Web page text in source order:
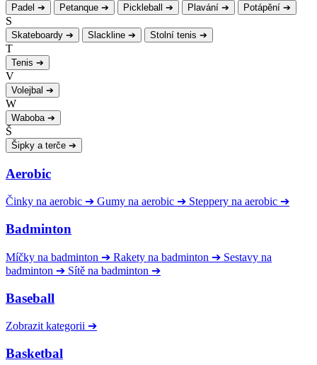
Padel ➔ Petanque ➔ Pickleball ➔ Plavání ➔ Potápění ➔
S
Skateboardy ➔ Slackline ➔ Stolní tenis ➔
T
Tenis ➔
V
Volejbal ➔
W
Waboba ➔
Š
Šipky a terče ➔
Aerobic
Činky na aerobic ➔ Gumy na aerobic ➔ Steppery na aerobic ➔
Badminton
Míčky na badminton ➔ Rakety na badminton ➔ Sestavy na
badminton ➔ Sítě na badminton ➔
Baseball
Zobrazit kategorii ➔
Basketbal